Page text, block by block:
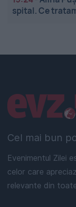
spital. Ce
Cel mai bun
Evenimentul Zilei
celor care
relevante din
Linkuri utile